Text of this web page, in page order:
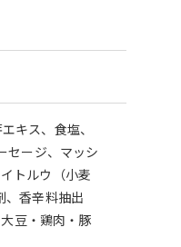
キス、食塩、
セージ、マッシ
トルウ（小麦
、香辛料抽出
豆・鶏肉・豚